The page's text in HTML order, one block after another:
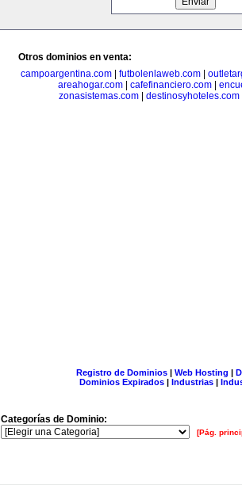
Otros dominios en venta:
campoargentina.com| futbolenlaweb.com|
areahogar.com| cafefinanciero.com|
zonasistemas.com| destinosyhoteles.com
Registro de Dominios| Web Hosting |
Dominios Expirados | Industrias |
Categorías de Dominio:
[Pág.